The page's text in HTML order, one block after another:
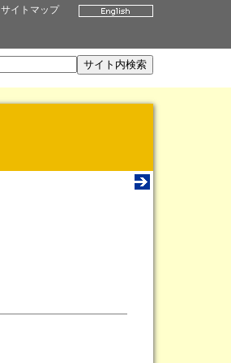
サイトマップ